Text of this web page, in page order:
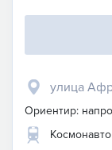
улица
Ориентир: